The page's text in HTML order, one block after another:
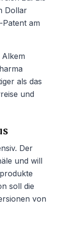
Dollar
am
als das
und
Der
und will
soll die
von